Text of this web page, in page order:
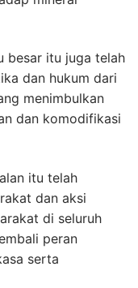
besar itu juga telah
dan hukum dari
menimbulkan
dan komodifikasi
itu telah
dan aksi
di seluruh
peran
serta